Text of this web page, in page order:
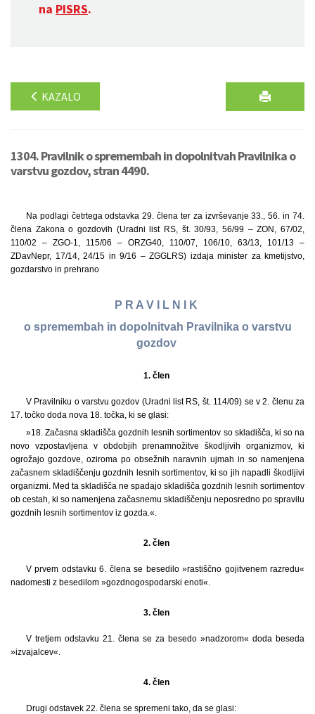
na PISRS.
KAZALO
1304. Pravilnik o spremembah in dopolnitvah Pravilnika o
varstvu gozdov, stran 4490.
Na podlagi četrtega odstavka 29. člena ter za izvrševanje 33., 56. in 74.
člena Zakona o gozdovih (Uradni list RS, št. 30/93, 56/99 – ZON, 67/02,
110/02 – ZGO-1, 115/06 – ORZG40, 110/07, 106/10, 63/13, 101/13 –
ZDavNepr, 17/14, 24/15 in 9/16 – ZGGLRS) izdaja minister za kmetijstvo,
gozdarstvo in prehrano
P R A V I L N I K
o spremembah in dopolnitvah Pravilnika o varstvu
gozdov
1. člen
V Pravilniku o varstvu gozdov (Uradni list RS, št. 114/09) se v 2. členu za
17. točko doda nova 18. točka, ki se glasi:
»18. Začasna skladišča gozdnih lesnih sortimentov so skladišča, ki so na
novo vzpostavljena v obdobjih prenamnožitve škodljivih organizmov, ki
ogrožajo gozdove, oziroma po obsežnih naravnih ujmah in so namenjena
začasnem skladiščenju gozdnih lesnih sortimentov, ki so jih napadli škodljivi
organizmi. Med ta skladišča ne spadajo skladišča gozdnih lesnih sortimentov
ob cestah, ki so namenjena začasnemu skladiščenju neposredno po spravilu
gozdnih lesnih sortimentov iz gozda.«.
2. člen
V prvem odstavku 6. člena se besedilo »rastiščno gojitvenem razredu«
nadomesti z besedilom »gozdnogospodarski enoti«.
3. člen
V tretjem odstavku 21. člena se za besedo »nadzorom« doda beseda
»izvajalcev«.
4. člen
Drugi odstavek 22. člena se spremeni tako, da se glasi: